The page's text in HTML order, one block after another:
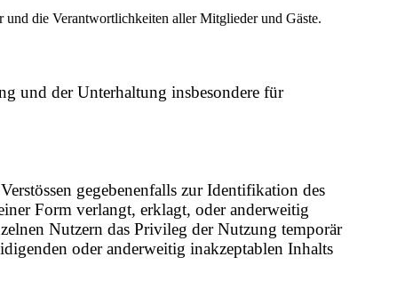
die Verantwortlichkeiten aller Mitglieder und Gäste.
und der Unterhaltung insbesondere für
gegebenenfalls zur Identifikation des
Form verlangt, erklagt, oder anderweitig
Nutzern das Privileg der Nutzung temporär
oder anderweitig inakzeptablen Inhalts